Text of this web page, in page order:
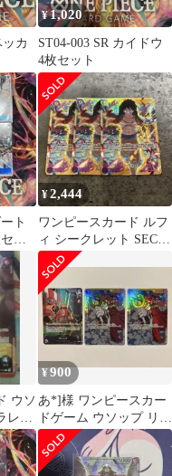
ッカ
¥1,020
ST04-003 SR カイドウ
4枚セット
ト
ッ
¥2,444
ワンピースカード ルフ
ィ シークレット SEC
OP09-1193枚
ウソ
ル
¥900
あ*]様 ワンピースカー
ドゲーム ウソップ リー
ダーパラレル OP10-042